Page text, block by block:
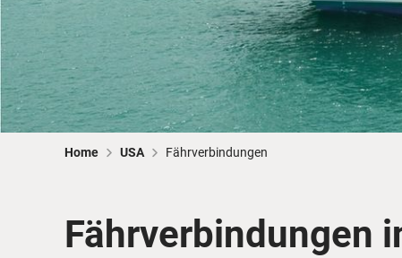
Home USA Fährverbindungen
Fährverbindungen